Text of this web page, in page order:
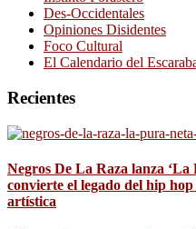
Des-Occidentales
Opiniones Disidentes
Foco Cultural
El Calendario del
Recientes
Negros De La Raza lanza
convierte el legado del hip
artística